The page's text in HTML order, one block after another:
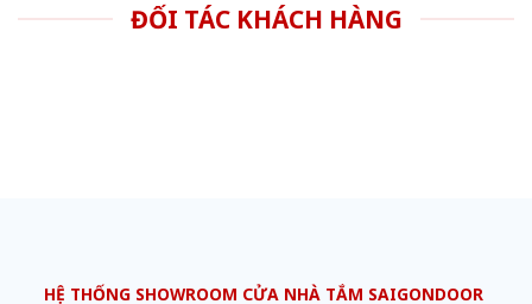
ĐỐI TÁC KHÁCH HÀNG
HỆ THỐNG SHOWROOM CỬA NHÀ TẮM SAIGONDOOR